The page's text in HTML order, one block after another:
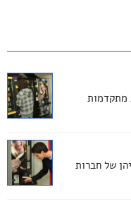
מתקדמות
של חברות